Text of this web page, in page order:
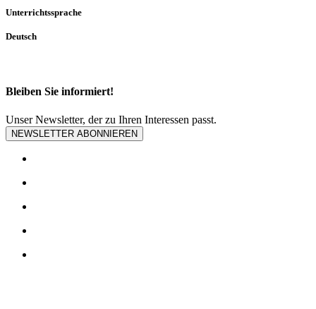
Unterrichtssprache
Deutsch
Bleiben Sie informiert!
Unser Newsletter, der zu Ihren Interessen passt.
NEWSLETTER ABONNIEREN